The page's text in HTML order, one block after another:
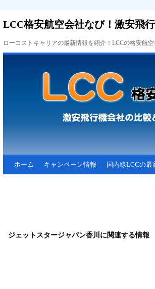
LCC格安航空会社なび！激安飛
ローコストキャリアの最新情報を紹介！LCCの格安航
ホーム キャンペーン情報 国内線LCCの最
ジェットスタージャパン香川に関連する情報